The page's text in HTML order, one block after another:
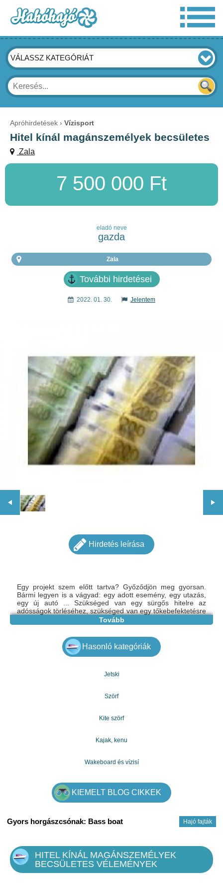
VÁLASSZ KATEGÓRIÁT
Apróhirdetések Vízisport
Hitel kínál magánszemélyek becsületes
Zala
7 500 000 Ft
eladó neve
gazda
Zala
További hirdetései
2022. 01. 30. Jelentem
Hirdetés leírása
Egy projekt szem előtt tartva? Győződjön meg gyorsan.
Bármi legyen is a vágyad: egy adott esemény, egy utazás,
egy új autó ... Szükséged van egy sürgős hitelre az
adósságok törléséhez, szükséged van egy tőkebefektetésre
az üzleted számára, elutasítottad bankok és más pénzügyi
intézmények, konszolidációs hitel vagy jelzálog, diákhitel,
vagyunk, hogy minden pénzügyi problémádat a múlté
tegyük. Pénzt adunk azoknak, akiknek pénzügyi segítségre
van szükségük, akiknek rossz hitelük van, vagy akiknek
alacsony 2% -os kamatlábat adunk. Ezzel a támogatással
email: gazdagergelia@gmail.com
Tovább
Hasonló kategóriák
Jetski
Szörf
Kite szörf
Kajak, kenu
Wakeboard és vízisí
KIEMELT BLOG CIKKEK
Hajó fajták
Gyors horgászcsónak: Bass boat
HITEL KÍNÁL MAGÁNSZEMÉLYEK
BECSÜLETES VÉLEMÉNYEK